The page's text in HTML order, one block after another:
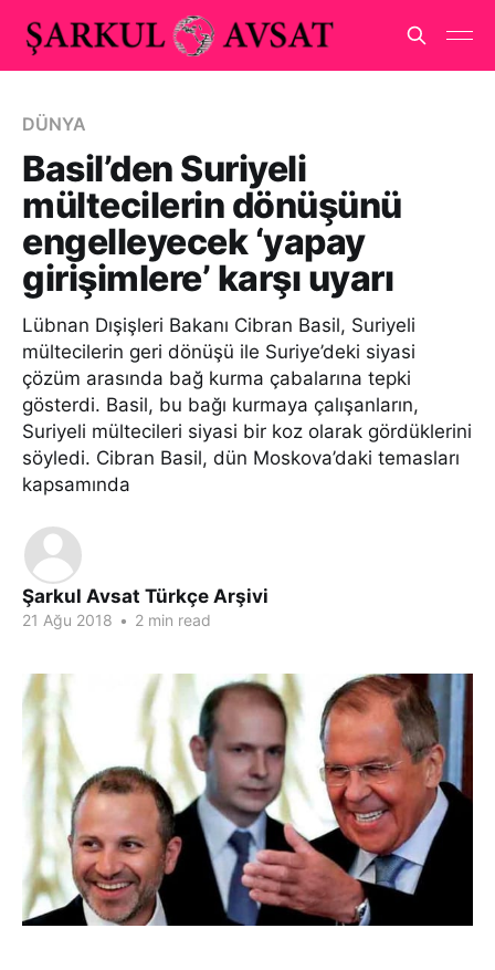
DÜNYA
Basil’den Suriyeli
mültecilerin dönüşünü
engelleyecek ‘yapay
girişimlere’ karşı uyarı
Lübnan Dışişleri Bakanı Cibran Basil, Suriyeli
mültecilerin geri dönüşü ile Suriye’deki siyasi
çözüm arasında bağ kurma çabalarına tepki
gösterdi. Basil, bu bağı kurmaya çalışanların,
Suriyeli mültecileri siyasi bir koz olarak gördüklerini
söyledi. Cibran Basil, dün Moskova’daki temasları
kapsamında
Şarkul Avsat Türkçe Arşivi
21 Ağu 2018 • 2 min read